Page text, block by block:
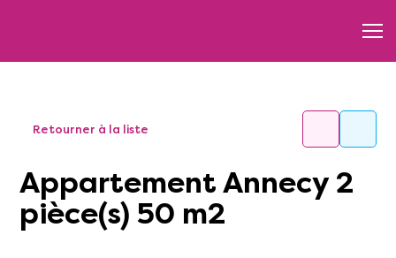
Retourner à la liste
Appartement Annecy 2
pièce(s) 50 m2